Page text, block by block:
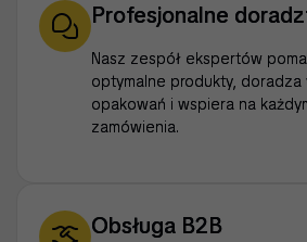
Profesjonalne
Nasz zespół ekspertów
optymalne produkty,
opakowań i wspiera na
zamówienia.
Obsługa B2B